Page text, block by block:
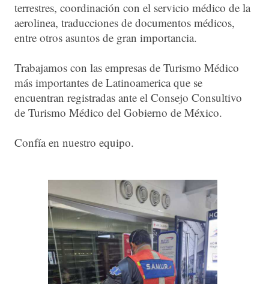
terrestres, coordinación con el servicio médico de la
aerolinea, traducciones de documentos médicos,
entre otros asuntos de gran importancia.
Trabajamos con las empresas de Turismo Médico
más importantes de Latinoamerica que se
encuentran registradas ante el Consejo Consultivo
de Turismo Médico del Gobierno de México.
Confía en nuestro equipo.